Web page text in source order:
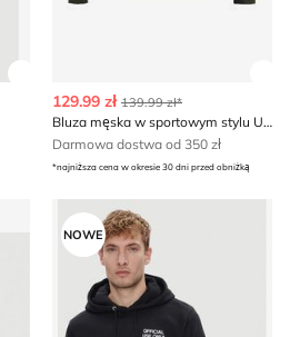
129.99 zł 139.99 zł*
Bluza męska w sportowym stylu Under Armour
Darmowa dostwa od 350 zł
*najniższa cena w okresie 30 dni przed obniżką
Bluza męska w sportowym
NOWE